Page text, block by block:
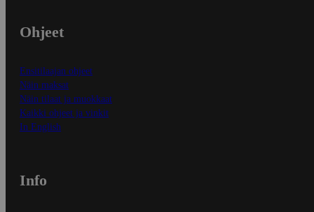
Ohjeet
Ensitilaajan ohjeet
Näin maksat
Näin tilaat ja muokkaat
Kaikki ohjeet ja vinkit
In English
Info